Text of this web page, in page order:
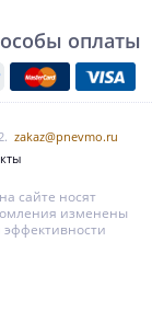
оплаты
zakaz@pnevmo.ru
сайте носят
изменены